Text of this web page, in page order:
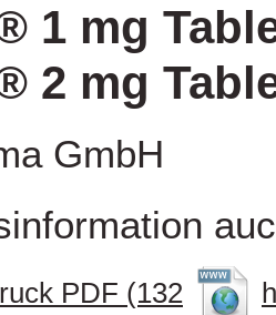
1 mg
2 mg
GmbH
PDF (132